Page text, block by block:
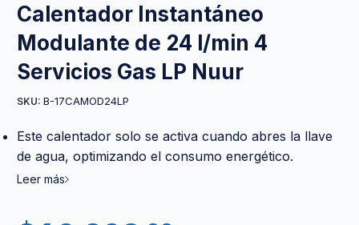
Calentador Instantáneo
Modulante de 24 l/min 4
Servicios Gas LP Nuur
SKU: B-17CAMOD24LP
Este calentador solo se activa cuando abres la llave
de agua, optimizando el consumo energético.
Leer más